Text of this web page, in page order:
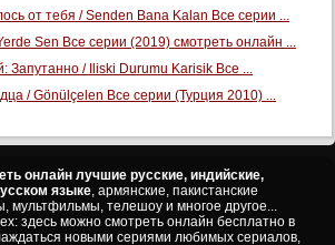
от тебя / Senden Bana Kalan Все серии ...
Sen Все серии (2019) смотреть онлайн ...
Запутанно / Iliski Durumu Karisik Все ...
/ Gönülçelen Все серии (Турция 2010) ...
онлайн лучшие русские, индийские,
языке, армянские, пакистанские
мультфильмы, телешоу и многое другое...
здесь можно смотреть онлайн бесплатно в
новыми сериями любимых сериалов,